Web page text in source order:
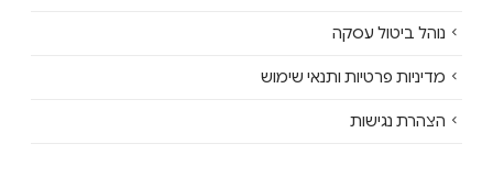
נוהל ביטול עסקה
מדיניות פרטיות ותנאי שימוש
הצהרת נגישות